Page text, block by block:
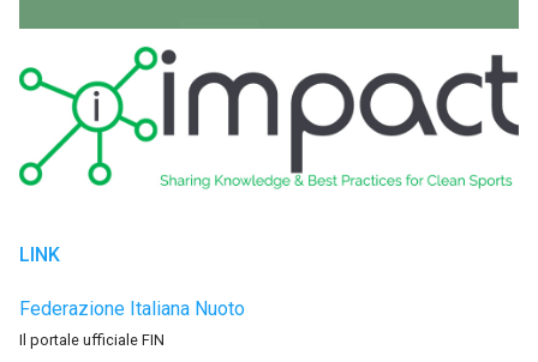
LINK
Federazione Italiana Nuoto
Il portale ufficiale FIN